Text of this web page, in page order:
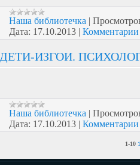
Наша библиотечка |
Дата: 17.10.2013 |
ДЕТИ-ИЗГОИ.
Наша библиотечка |
Дата: 17.10.2013 |
1-10